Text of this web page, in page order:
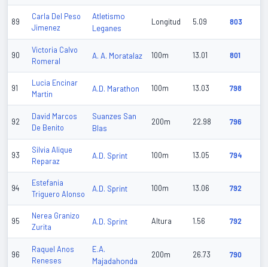
89
Carla Del Peso
Jimenez
Atletismo
Leganes
Longitud 5.09 803
90
Victoria Calvo
Romeral
A. A. Moratalaz 100m 13.01 801
91
Lucia Encinar
Martin
A.D. Marathon 100m 13.03 798
92
David Marcos
De Benito
Suanzes San
Blas
200m 22.98 796
93
Silvia Alique
Reparaz
A.D. Sprint 100m 13.05 794
94
Estefania
Triguero Alonso
A.D. Sprint 100m 13.06 792
95
Nerea Granizo
Zurita
A.D. Sprint Altura 1.56 792
96
Raquel Anos
Reneses
E.A.
Majadahonda
200m 26.73 790